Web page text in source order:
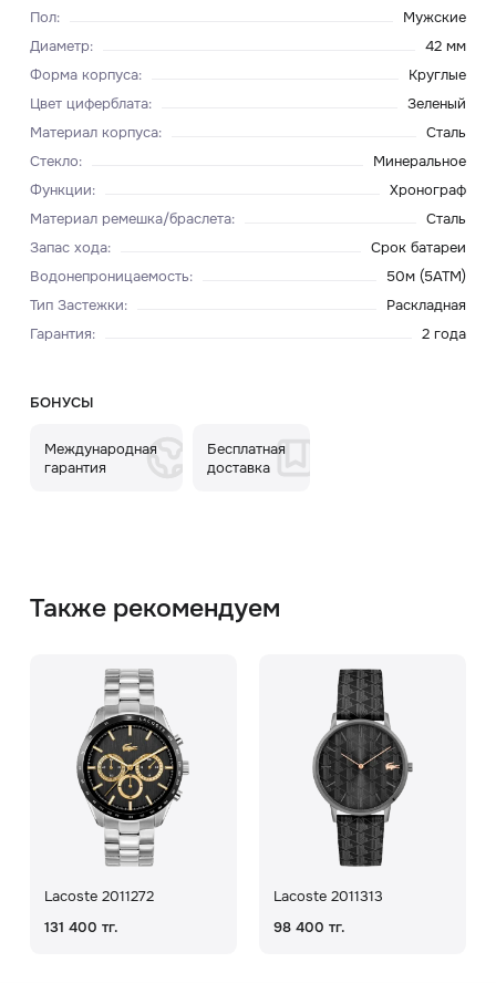
Пол:
Мужские
Диаметр:
42 мм
Форма корпуса:
Круглые
Цвет циферблата:
Зеленый
Материал корпуса:
Сталь
Стекло:
Минеральное
Функции:
Хронограф
Материал ремешка/браслета:
Сталь
Запас хода:
Срок батареи
Водонепроницаемость:
50м (5ATM)
Тип Застежки:
Раскладная
Гарантия: 2 года
БОНУСЫ
Международная
гарантия
Бесплатная
доставка
Также рекомендуем
Lacoste 2011272
131 400 тг.
Lacoste 2011313
98 400 тг.